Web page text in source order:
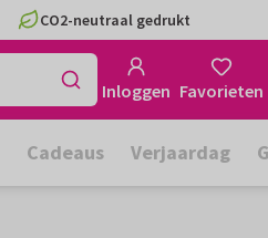
CO2-neutraal gedrukt
Inloggen Favorieten
Cadeaus Verjaardag